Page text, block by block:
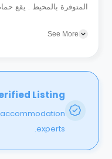
المتوفرة بالمحيط . يقع
See More
Listing
experts.